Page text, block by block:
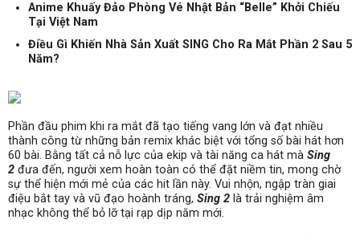
Anime Khuấy Đảo Phòng Vé Nhật Bản “Belle” Khởi Chiếu
Tại Việt Nam
Điều Gì Khiến Nhà Sản Xuất SING Cho Ra Mắt Phần 2 Sau 5
Năm?
Phần đầu phim khi ra mắt đã tạo tiếng vang lớn và đạt nhiều
thành công từ những bản remix khác biệt với tổng số bài hát hơn
60 bài. Bằng tất cả nỗ lực của ekip và tài năng ca hát mà Sing
2 đưa đến, người xem hoàn toàn có thể đặt niềm tin, mong chờ
sự thể hiện mới mẻ của các hit lần này. Vui nhộn, ngập tràn giai
điệu bắt tay và vũ đạo hoành tráng, Sing 2 là trải nghiệm âm
nhạc không thể bỏ lỡ tại rạp dịp năm mới.